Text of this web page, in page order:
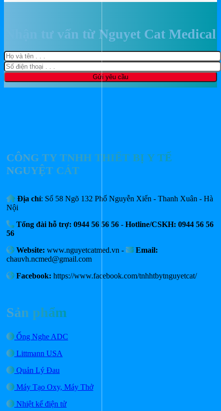
là:
tại
Nhận tư vấn từ Nguyet Cat Medical
CÔNG TY TNHH THIẾT BỊ Y TẾ
NGUYỆT CÁT
Địa chỉ: Số 58 Ngõ 132 Phố Nguyễn Xiển - Thanh Xuân - Hà
Nội
Tổng đài hỗ trợ: 0944 56 56 56 - Hotline/CSKH: 0944 56 56
56
Website: www.nguyetcatmed.vn -
Email:
chauvh.ncmed@gmail.com
Facebook: https://www.facebook.com/tnhhtbytnguyetcat/
Sản phẩm
Ống Nghe ADC
Littmann USA
Quản Lý Đau
Máy Tạo Oxy, Máy Thở
Nhiệt kế điện tử